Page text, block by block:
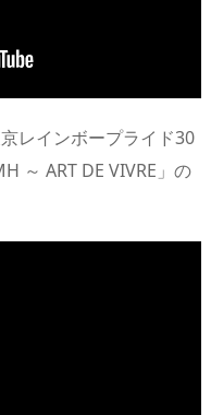
レインボープライド30
～ ART DE VIVRE」の